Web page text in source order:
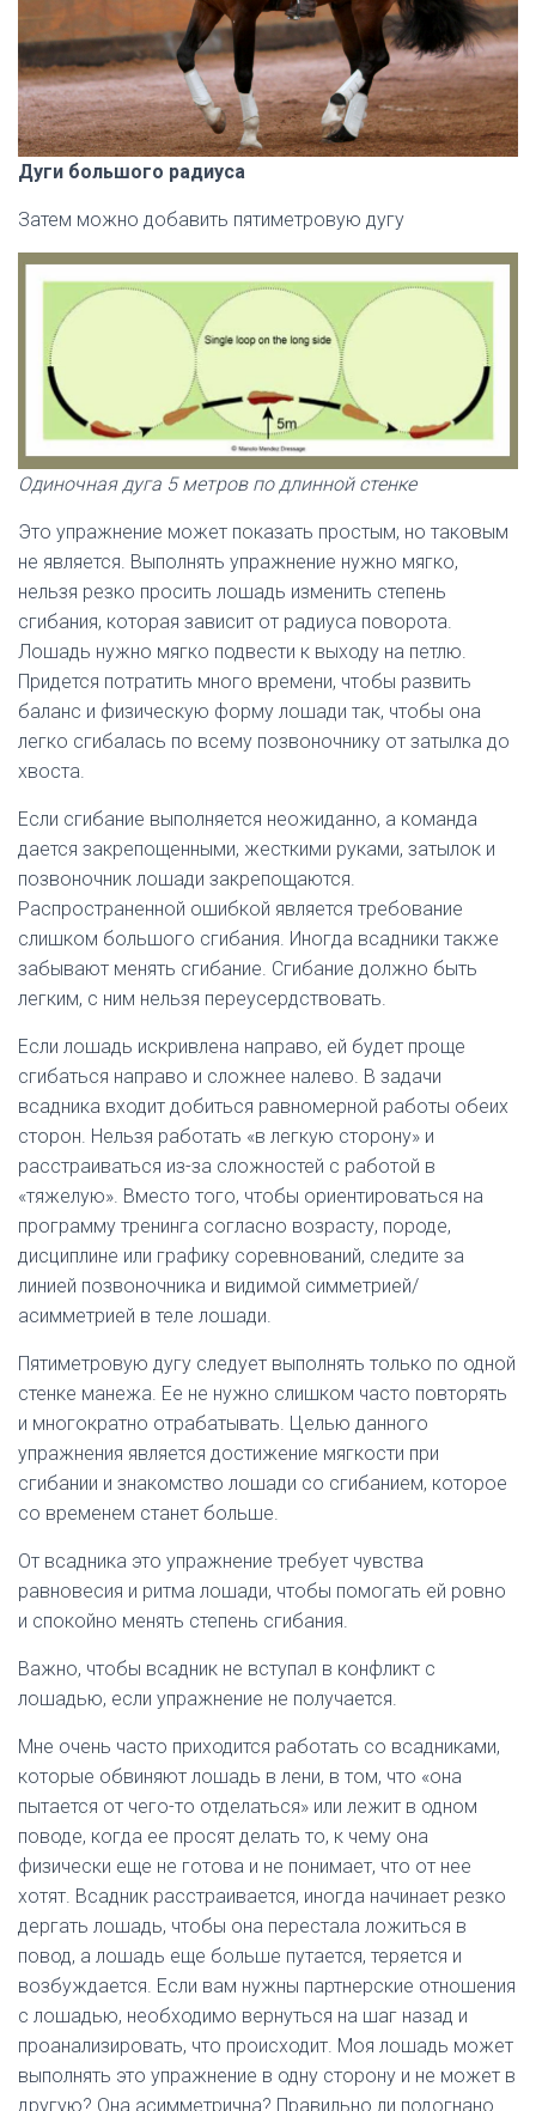
Дуги большого радиуса
Затем можно добавить пятиметровую дугу
Одиночная дуга 5 метров по длинной стенке
Это упражнение может показать простым, но таковым
не является. Выполнять упражнение нужно мягко,
нельзя резко просить лошадь изменить степень
сгибания, которая зависит от радиуса поворота.
Лошадь нужно мягко подвести к выходу на петлю.
Придется потратить много времени, чтобы развить
баланс и физическую форму лошади так, чтобы она
легко сгибалась по всему позвоночнику от затылка до
хвоста.
Если сгибание выполняется неожиданно, а команда
дается закрепощенными, жесткими руками, затылок и
позвоночник лошади закрепощаются.
Распространенной ошибкой является требование
слишком большого сгибания. Иногда всадники также
забывают менять сгибание. Сгибание должно быть
легким, с ним нельзя переусердствовать.
Если лошадь искривлена направо, ей будет проще
сгибаться направо и сложнее налево. В задачи
всадника входит добиться равномерной работы обеих
сторон. Нельзя работать «в легкую сторону» и
расстраиваться из-за сложностей с работой в
«тяжелую». Вместо того, чтобы ориентироваться на
программу тренинга согласно возрасту, породе,
дисциплине или графику соревнований, следите за
линией позвоночника и видимой симметрией/
асимметрией в теле лошади.
Пятиметровую дугу следует выполнять только по одной
стенке манежа. Ее не нужно слишком часто повторять
и многократно отрабатывать. Целью данного
упражнения является достижение мягкости при
сгибании и знакомство лошади со сгибанием, которое
со временем станет больше.
От всадника это упражнение требует чувства
равновесия и ритма лошади, чтобы помогать ей ровно
и спокойно менять степень сгибания.
Важно, чтобы всадник не вступал в конфликт с
лошадью, если упражнение не получается.
Мне очень часто приходится работать со всадниками,
которые обвиняют лошадь в лени, в том, что «она
пытается от чего-то отделаться» или лежит в одном
поводе, когда ее просят делать то, к чему она
физически еще не готова и не понимает, что от нее
хотят. Всадник расстраивается, иногда начинает резко
дергать лошадь, чтобы она перестала ложиться в
повод, а лошадь еще больше путается, теряется и
возбуждается. Если вам нужны партнерские отношения
с лошадью, необходимо вернуться на шаг назад и
проанализировать, что происходит. Моя лошадь может
выполнять это упражнение в одну сторону и не может в
другую? Она асимметрична? Правильно ли подогнано